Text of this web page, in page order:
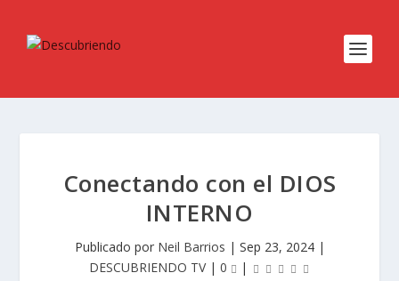
Conectando con el DIOS
INTERNO
Publicado por Neil Barrios | Sep 23, 2024|
DESCUBRIENDO TV| 0 |